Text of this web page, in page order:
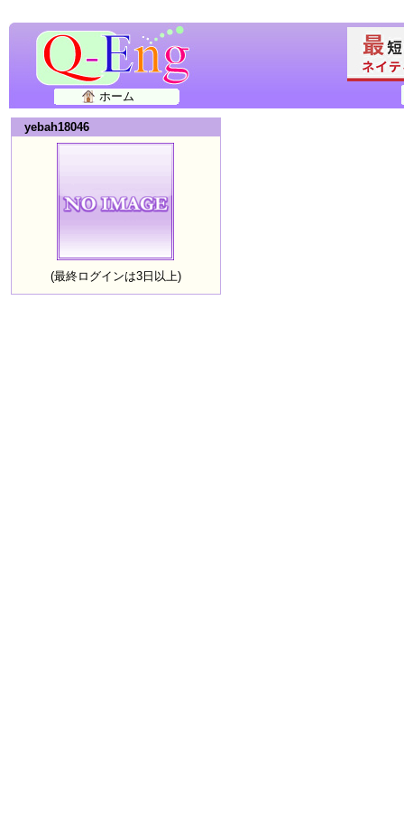
ホーム
yebah18046
(最終ログインは3日以上)